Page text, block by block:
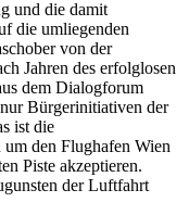
und die damit
die umliegenden
von der
Jahren des erfolglosen
dem Dialogforum
Bürgerinitiativen der
ist die
den Flughafen Wien
Piste akzeptieren.
der Luftfahrt